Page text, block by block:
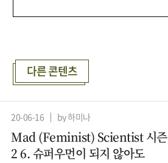
다른 콘텐츠
20-06-16 by 하미나
Mad (Feminist) Scientist 시즌
2 6. 슈퍼우먼이 되지 않아도